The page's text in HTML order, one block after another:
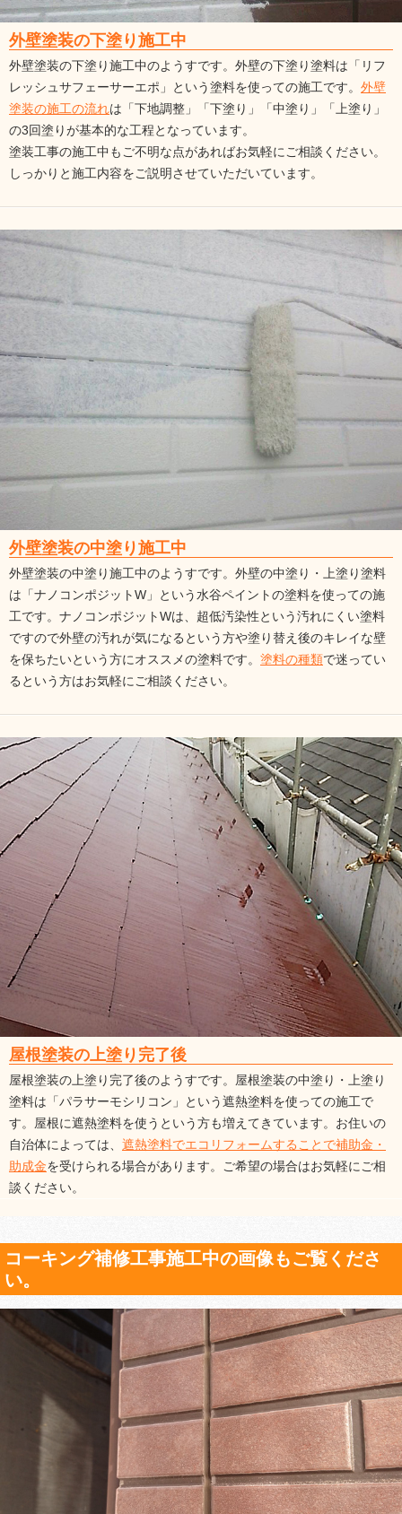
外壁塗装の下塗り施工中
外壁塗装の下塗り施工中のようすです。外壁の下塗り塗料は「リフ
レッシュサフェーサーエポ」という塗料を使っての施工です。 外壁
塗装の施工の流れは「下地調整」「下塗り」「中塗り」「上塗り」
の3回塗りが基本的な工程となっています。
塗装工事の施工中もご不明な点があればお気軽にご相談ください。
しっかりと施工内容をご説明させていただいています。
外壁塗装の中塗り施工中
外壁塗装の中塗り施工中のようすです。外壁の中塗り・上塗り塗料
は「ナノコンポジットW」という水谷ペイントの塗料を使っての施
工です。ナノコンポジットWは、超低汚染性という汚れにくい塗料
ですので外壁の汚れが気になるという方や塗り替え後のキレイな壁
を保ちたいという方にオススメの塗料です。 塗料の種類で迷ってい
るという方はお気軽にご相談ください。
屋根塗装の上塗り完了後
屋根塗装の上塗り完了後のようすです。屋根塗装の中塗り・上塗り
塗料は「パラサーモシリコン」という遮熱塗料を使っての施工で
す。屋根に遮熱塗料を使うという方も増えてきています。お住いの
自治体によっては、 遮熱塗料でエコリフォームすることで補助金・
助成金を受けられる場合があります。ご希望の場合はお気軽にご相
談ください。
コーキング補修工事施工中の画像もご覧くださ
い。